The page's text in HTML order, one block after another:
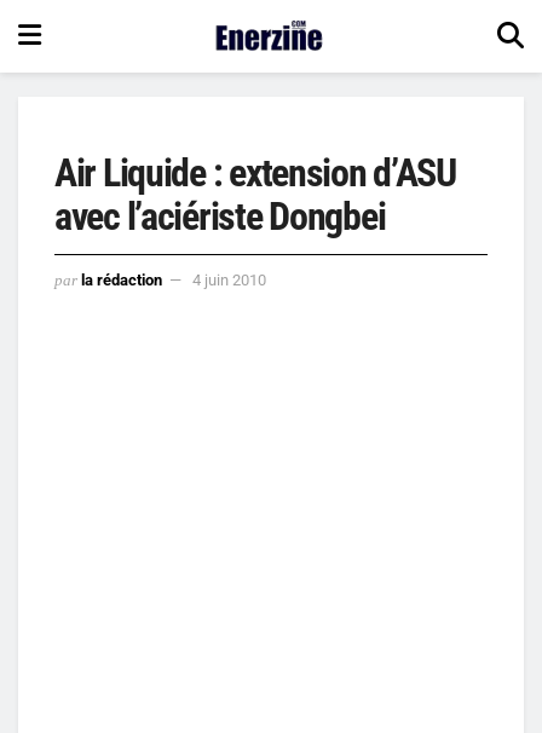
Air Liquide : extension d’ASU
avec l’aciériste Dongbei
par la rédaction 4 juin 2010